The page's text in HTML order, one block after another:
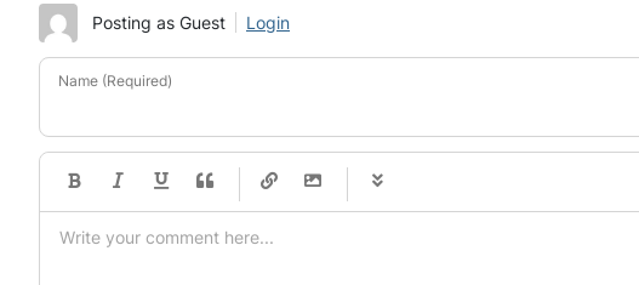
Posting as Guest Login
Name (Required)
-
-
-
-